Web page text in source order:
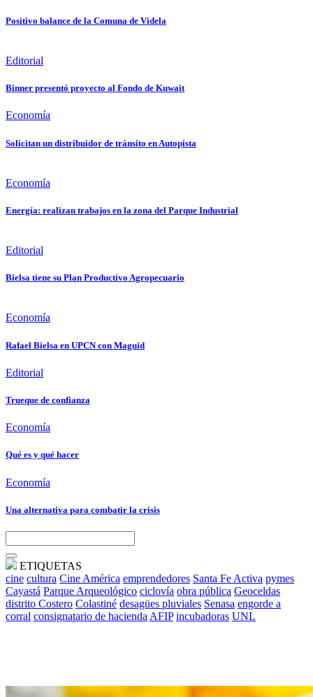
Positivo balance de la Comuna de Videla
Editorial
Binner presentó proyecto al Fondo de Kuwait
Economía
Solicitan un distribuidor de tránsito en Autopista
Economía
Energía: realizan trabajos en la zona del Parque Industrial
Editorial
Bielsa tiene su Plan Productivo Agropecuario
Economía
Rafael Bielsa en UPCN con Maguid
Editorial
Trueque de confianza
Economía
Qué es y qué hacer
Economía
Una alternativa para combatir la crisis
ETIQUETAS
cine cultura Cine América emprendedores Santa Fe Activa pymes
Cayastá Parque Arqueológico ciclovía obra pública Geoceldas
distrito Costero Colastiné desagües pluviales Senasa engorde a
corral consignatario de hacienda AFIP incubadoras UNL